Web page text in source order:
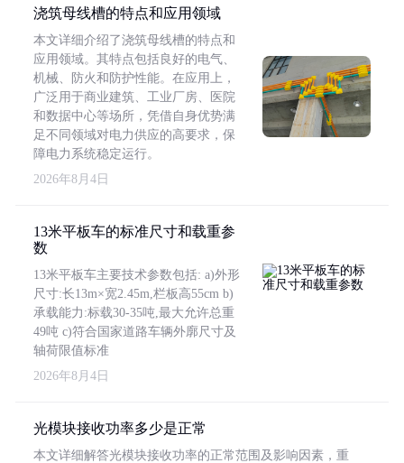
浇筑母线槽的特点和应用领域
本文详细介绍了浇筑母线槽的特点和
应用领域。其特点包括良好的电气、
机械、防火和防护性能。在应用上，
广泛用于商业建筑、工业厂房、医院
和数据中心等场所，凭借自身优势满
足不同领域对电力供应的高要求，保
障电力系统稳定运行。
2026年8月4日
13米平板车的标准尺寸和载重参
数
13米平板车主要技术参数包括: a)外形
尺寸:长13m×宽2.45m,栏板高55cm b)
承载能力:标载30-35吨,最大允许总重
49吨 c)符合国家道路车辆外廓尺寸及
轴荷限值标准
2026年8月4日
光模块接收功率多少是正常
本文详细解答光模块接收功率的正常范围及影响因素，重